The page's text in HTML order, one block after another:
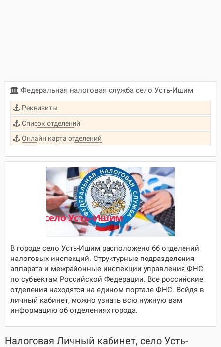
Федеральная налоговая служба село Усть-Ишим
Реквизиты
Список отделений
Онлайн карта отделений
В городе село Усть-Ишим расположено 66 отделений
налоговых инспекций. Структурные подразделения
аппарата и межрайонные инспекции управления ФНС
по субъектам Российской Федерации. Все российские
отделения находятся на едином портале ФНС. Войдя в
личный кабинет, можно узнать всю нужную вам
информацию об отделениях города.
Налоговая Личный кабинет, село Усть-